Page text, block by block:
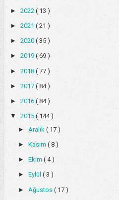
► 2022 ( 13 )
► 2021 ( 21 )
► 2020 ( 35 )
► 2019 ( 69 )
► 2018 ( 77 )
► 2017 ( 84 )
► 2016 ( 84 )
▼ 2015 ( 144 )
► Aralık ( 17 )
► Kasım ( 8 )
► Ekim ( 4 )
► Eylül ( 3 )
► Ağustos ( 17 )